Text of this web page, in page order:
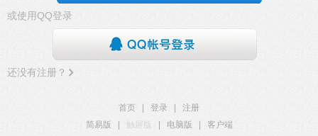
或使用QQ登录
还没有注册？
首页 登录
注册
简易版
触屏版 电脑版
客户端